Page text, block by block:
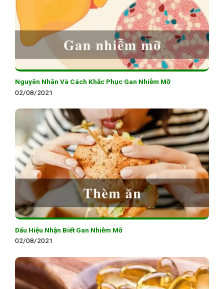
Nguyên Nhân Và Cách Khắc Phục Gan Nhiễm Mỡ
02/08/2021
Dấu Hiệu Nhận Biết Gan Nhiễm Mỡ
02/08/2021